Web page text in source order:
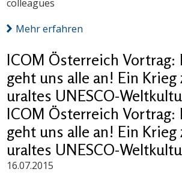
colleagues
Mehr erfahren
ICOM Österreich Vortrag:
geht uns alle an! Ein
uraltes UNESCO-
ICOM Österreich Vortrag:
geht uns alle an! Ein
uraltes UNESCO-
16.07.2015